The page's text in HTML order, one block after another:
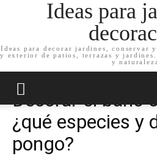
Ideas para
Ideas para decorar jardines, conservar
y exterior de patios, terrazas y
y
Inicio Decoración de jardín
Decorar el baño
¿qué especies y
pongo?